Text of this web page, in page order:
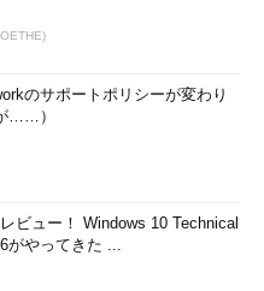
のサポートポリシーが変わり
……）
ビュー！ Windows 10 Technical
がやってきた ...